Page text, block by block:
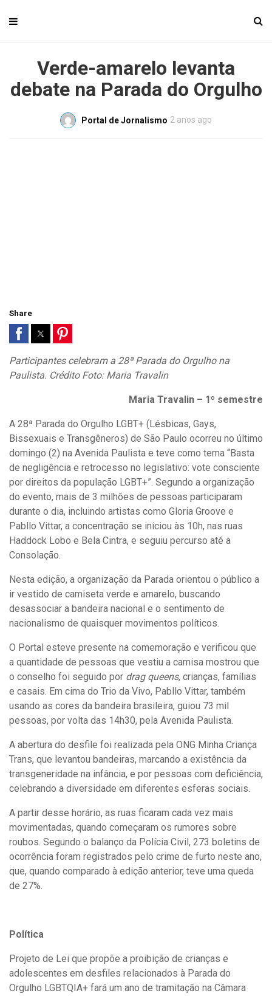
Verde-amarelo levanta
debate na Parada do Orgulho
Portal de Jornalismo 2 anos ago
Share
Participantes celebram a 28ª Parada do Orgulho na
Paulista. Crédito Foto: Maria Travalin
Maria Travalin – 1º semestre
A 28ª Parada do Orgulho LGBT+ (Lésbicas, Gays,
Bissexuais e Transgêneros) de São Paulo ocorreu no último
domingo (2) na Avenida Paulista e teve como tema “Basta
de negligência e retrocesso no legislativo: vote consciente
por direitos da população LGBT+”. Segundo a organização
do evento, mais de 3 milhões de pessoas participaram
durante o dia, incluindo artistas como Gloria Groove e
Pabllo Vittar, a concentração se iniciou às 10h, nas ruas
Haddock Lobo e Bela Cintra, e seguiu percurso até a
Consolação.
Nesta edição, a organização da Parada orientou o público a
ir vestido de camiseta verde e amarelo, buscando
desassociar a bandeira nacional e o sentimento de
nacionalismo de quaisquer movimentos políticos.
O Portal esteve presente na comemoração e verificou que
a quantidade de pessoas que vestiu a camisa mostrou que
o conselho foi seguido por drag queens, crianças, famílias
e casais. Em cima do Trio da Vivo, Pabllo Vittar, também
usando as cores da bandeira brasileira, guiou 73 mil
pessoas, por volta das 14h30, pela Avenida Paulista.
A abertura do desfile foi realizada pela ONG Minha Criança
Trans, que levantou bandeiras, marcando a existência da
transgeneridade na infância, e por pessoas com deficiência,
celebrando a diversidade em diferentes esferas sociais.
A partir desse horário, as ruas ficaram cada vez mais
movimentadas, quando começaram os rumores sobre
roubos. Segundo o balanço da Polícia Civil, 273 boletins de
ocorrência foram registrados pelo crime de furto neste ano,
que, quando comparado à edição anterior, teve uma queda
de 27%.
Política
Projeto de Lei que propõe a proibição de crianças e
adolescentes em desfiles relacionados à Parada do
Orgulho LGBTQIA+ fará um ano de tramitação na Câmara